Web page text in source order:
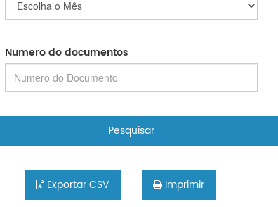
Numero do documentos
Pesquisar
Exportar CSV Imprimir